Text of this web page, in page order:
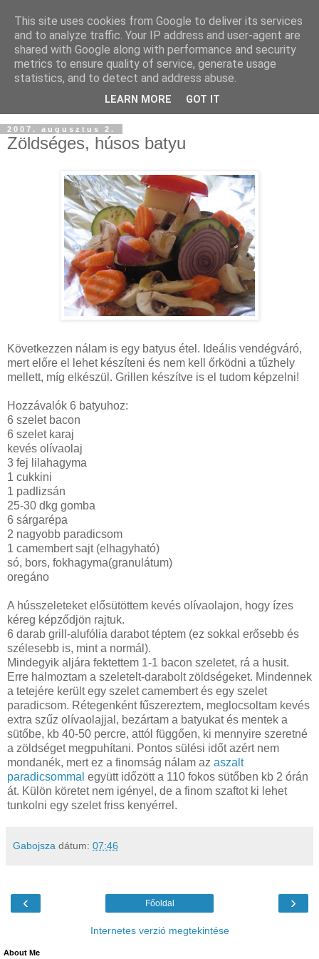
2007. augusztus 2.
Zöldséges, húsos batyu
Következzen nálam is egy batyus étel. Ideális vendégváró,
mert előre el lehet készíteni és nem kell őrködni a tűzhely
mellett, míg elkészül. Grillen készítve is el tudom képzelni!
Hozzávalók 6 batyuhoz:
6 szelet bacon
6 szelet karaj
kevés olívaolaj
3 fej lilahagyma
1 cukkini
1 padlizsán
25-30 dkg gomba
6 sárgarépa
2 nagyobb paradicsom
1 camembert sajt (elhagyható)
só, bors, fokhagyma(granulátum)
oregáno
A hússzeleteket elősütöttem kevés olívaolajon, hogy ízes
kéreg képződjön rajtuk.
6 darab grill-alufólia darabot téptem (ez sokkal erősebb és
szélesebb is, mint a normál).
Mindegyik aljára fektettem 1-1 bacon szeletet, rá a husit.
Erre halmoztam a szeletelt-darabolt zöldségeket. Mindennek
a tetejére került egy szelet camembert és egy szelet
paradicsom. Rétegenként fűszereztem, meglocsoltam kevés
extra szűz olívaolajjal, bezártam a batyukat és mentek a
sütőbe, kb 40-50 percre, attól függően, ki mennyire szeretné
a zöldséget megpuhítani. Pontos sülési időt azért nem
mondanék, mert ez a finomság nálam az aszalt
paradicsommal együtt időzött a 110 fokos sütőben kb 2 órán
át. Külön köretet nem igényel, de a finom szaftot ki lehet
tunkolni egy szelet friss kenyérrel.
Gabojsza dátum: 07:46
‹ ›
Főoldal
Internetes verzió megtekintése
About Me
This site uses cookies from Google to deliver its services
and to analyze traffic. Your IP address and user-agent are
shared with Google along with performance and security
metrics to ensure quality of service, generate usage
statistics, and to detect and address abuse.
LEARN MORE GOT IT